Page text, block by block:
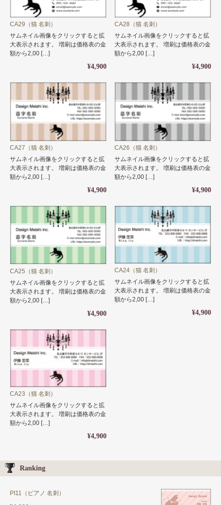
CA29（猫 名刺）
サムネイル画像をクリックすると拡
大表示されます。 増刷は価格表の金
額から2,00 […]
¥4,900
CA28（猫 名刺）
サムネイル画像をクリックすると拡
大表示されます。 増刷は価格表の金
額から2,00 […]
¥4,900
CA27（猫 名刺）
サムネイル画像をクリックすると拡
大表示されます。 増刷は価格表の金
額から2,00 […]
¥4,900
CA26（猫 名刺）
サムネイル画像をクリックすると拡
大表示されます。 増刷は価格表の金
額から2,00 […]
¥4,900
CA25（猫 名刺）
サムネイル画像をクリックすると拡
大表示されます。 増刷は価格表の金
額から2,00 […]
¥4,900
CA24（猫 名刺）
サムネイル画像をクリックすると拡
大表示されます。 増刷は価格表の金
額から2,00 […]
¥4,900
CA23（猫 名刺）
サムネイル画像をクリックすると拡
大表示されます。 増刷は価格表の金
額から2,00 […]
¥4,900
Ranking
PI11（ピアノ 名刺）